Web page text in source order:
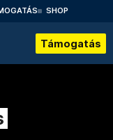
SHOP
Támogatás